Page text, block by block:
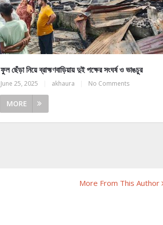
ফুল ছেঁড়া নিয়ে ব্রাহ্মণবাড়িয়ায় দুই পক্ষের সংঘর্ষ ও ভাঙচুর
June 25, 2025 akhaura No Comments
MORE
More From This Author